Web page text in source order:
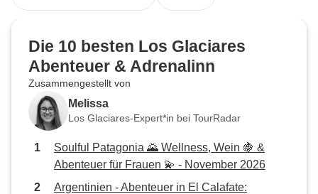
Die 10 besten Los Glaciares
Abenteuer & Adrenalinn
Zusammengestellt von
Melissa
Los Glaciares-Expert*in bei TourRadar
Soulful Patagonia 🌄 Wellness, Wein 🍇 &
Abenteuer für Frauen 💫 - November 2026
Argentinien - Abenteuer in El Calafate: